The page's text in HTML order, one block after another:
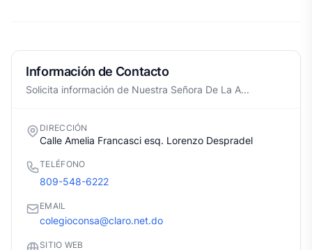
Información de Contacto
Solicita información de Nuestra Señora De La A...
DIRECCIÓN
Calle Amelia Francasci esq. Lorenzo Despradel
TELÉFONO
809-548-6222
EMAIL
colegioconsa@claro.net.do
SITIO WEB